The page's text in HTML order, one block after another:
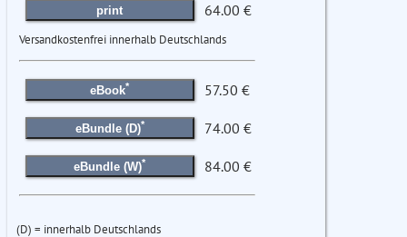
print 64.00 €
Versandkostenfrei innerhalb Deutschlands
eBook* 57.50 €
eBundle (D)* 74.00 €
eBundle (W)* 84.00 €
(D) = innerhalb Deutschlands